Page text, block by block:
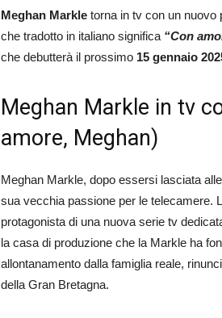
Meghan Markle torna in tv con un nuovo
che tradotto in italiano significa “Con
che debutterà il prossimo 15 gennaio
Meghan Markle in tv
amore, Meghan)
Meghan Markle, dopo essersi lasciata
sua vecchia passione per le telecamere.
protagonista di una nuova serie tv
la casa di produzione che la Markle ha
allontanamento dalla famiglia reale,
della Gran Bretagna.